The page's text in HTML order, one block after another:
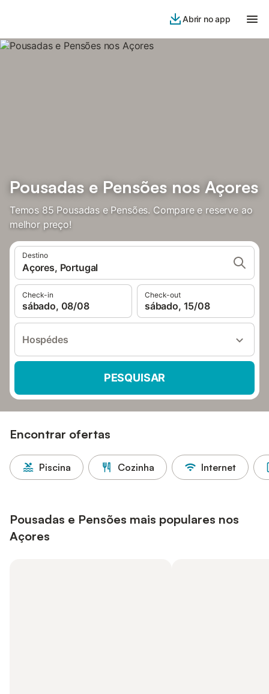
Abrir no app
Pousadas e Pensões nos Açores
Temos 85 Pousadas e Pensões. Compare e reserve ao
melhor preço!
Destino
Açores, Portugal
Check-in
sábado, 08/08
Check-out
sábado, 15/08
Hospédes
PESQUISAR
Encontrar ofertas
Piscina Cozinha Internet
Pousadas e Pensões mais populares nos
Açores